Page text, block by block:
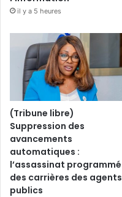
il y a 5 heures
(Tribune libre)
Suppression des
avancements
automatiques :
l’assassinat programmé
des carrières des agents
publics